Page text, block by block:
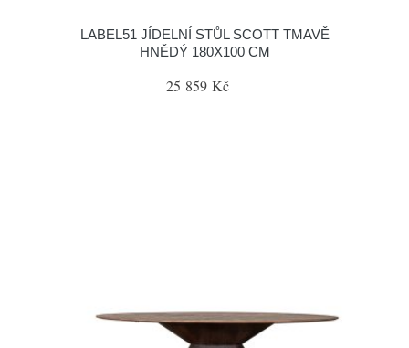
LABEL51 JÍDELNÍ STŮL SCOTT TMAVĚ
HNĚDÝ 180X100 CM
25 859 Kč